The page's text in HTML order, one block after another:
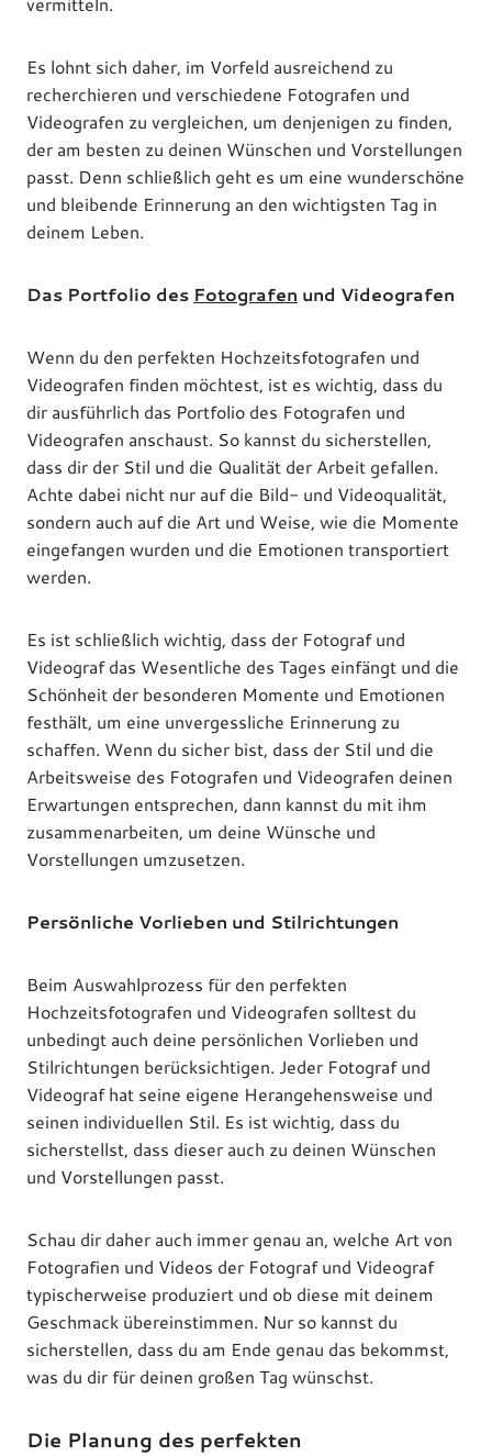
Es lohnt sich daher, im Vorfeld ausreichend zu
recherchieren und verschiedene Fotografen und
Videografen zu vergleichen, um denjenigen zu finden,
der am besten zu deinen Wünschen und Vorstellungen
passt. Denn schließlich geht es um eine wunderschöne
und bleibende Erinnerung an den wichtigsten Tag in
deinem Leben.
Das Portfolio des Fotografen und Videografen
Wenn du den perfekten Hochzeitsfotografen und
Videografen finden möchtest, ist es wichtig, dass du
dir ausführlich das Portfolio des Fotografen und
Videografen anschaust. So kannst du sicherstellen,
dass dir der Stil und die Qualität der Arbeit gefallen.
Achte dabei nicht nur auf die Bild- und Videoqualität,
sondern auch auf die Art und Weise, wie die Momente
eingefangen wurden und die Emotionen transportiert
werden.
Es ist schließlich wichtig, dass der Fotograf und
Videograf das Wesentliche des Tages einfängt und die
Schönheit der besonderen Momente und Emotionen
festhält, um eine unvergessliche Erinnerung zu
schaffen. Wenn du sicher bist, dass der Stil und die
Arbeitsweise des Fotografen und Videografen deinen
Erwartungen entsprechen, dann kannst du mit ihm
zusammenarbeiten, um deine Wünsche und
Vorstellungen umzusetzen.
Persönliche Vorlieben und Stilrichtungen
Beim Auswahlprozess für den perfekten
Hochzeitsfotografen und Videografen solltest du
unbedingt auch deine persönlichen Vorlieben und
Stilrichtungen berücksichtigen. Jeder Fotograf und
Videograf hat seine eigene Herangehensweise und
seinen individuellen Stil. Es ist wichtig, dass du
sicherstellst, dass dieser auch zu deinen Wünschen
und Vorstellungen passt.
Schau dir daher auch immer genau an, welche Art von
Fotografien und Videos der Fotograf und Videograf
typischerweise produziert und ob diese mit deinem
Geschmack übereinstimmen. Nur so kannst du
sicherstellen, dass du am Ende genau das bekommst,
was du dir für deinen großen Tag wünschst.
Die Planung des perfekten